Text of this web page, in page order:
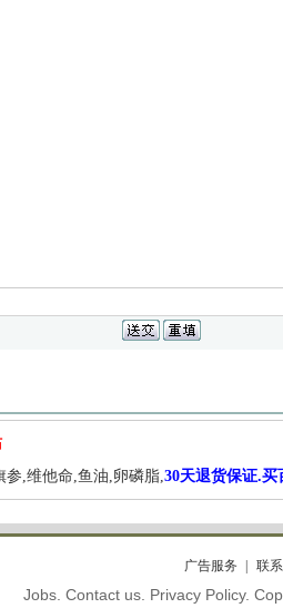
参,维他命,鱼油,卵磷脂,30天退货保证.买
广告服务 联
Jobs. Contact us. Privacy Policy.